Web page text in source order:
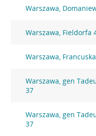
Warszawa,
Warszawa, Fieldorfa
Warszawa,
Warszawa, gen
37
Warszawa, gen
37